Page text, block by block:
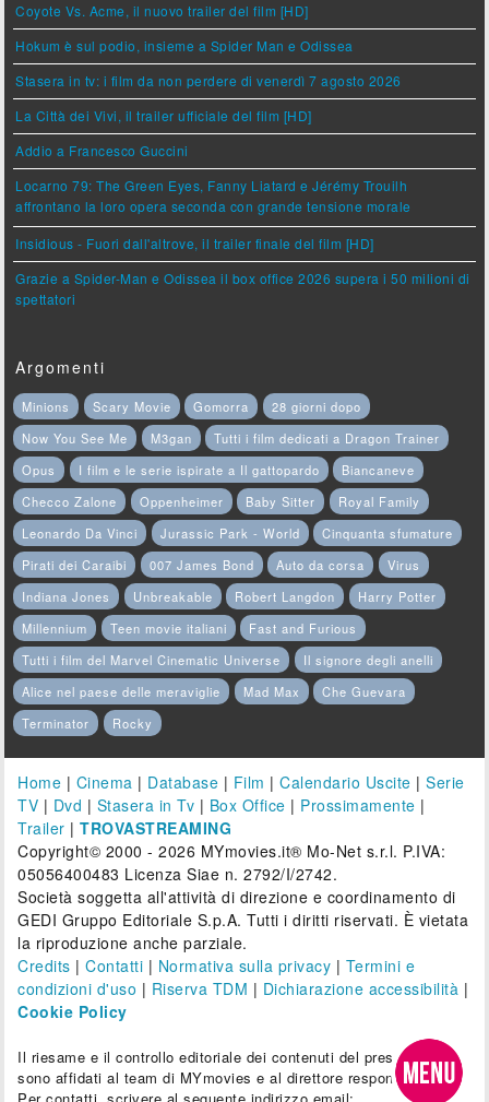
Coyote Vs. Acme, il nuovo trailer del film [HD]
Hokum è sul podio, insieme a Spider Man e Odissea
Stasera in tv: i film da non perdere di venerdì 7 agosto 2026
La Città dei Vivi, il trailer ufficiale del film [HD]
Addio a Francesco Guccini
Locarno 79: The Green Eyes, Fanny Liatard e Jérémy Trouilh
affrontano la loro opera seconda con grande tensione morale
Insidious - Fuori dall'altrove, il trailer finale del film [HD]
Grazie a Spider-Man e Odissea il box office 2026 supera i 50 milioni di
spettatori
Argomenti
Minions Scary Movie Gomorra
28 giorni dopo
Now You See Me
M3gan
Tutti i film dedicati a Dragon Trainer
Opus
I film e le serie ispirate a Il gattopardo
Biancaneve
Checco Zalone
Oppenheimer Baby Sitter
Royal Family
Leonardo Da Vinci
Jurassic Park - World
Cinquanta sfumature
Pirati dei Caraibi
007 James Bond Auto da corsa
Virus
Indiana Jones
Unbreakable Robert Langdon
Harry Potter
Millennium
Teen movie italiani
Fast and Furious
Tutti i film del Marvel Cinematic Universe
Il signore degli anelli
Alice nel paese delle meraviglie
Mad Max
Che Guevara
Terminator
Rocky
Home | Cinema | Database | Film |Calendario Uscite |Serie
TV | Dvd | Stasera in Tv | Box Office | Prossimamente |
Trailer |TROVASTREAMING
Copyright© 2000 - 2026 MYmovies.it® Mo-Net s.r.l. P.IVA:
05056400483 Licenza Siae n. 2792/I/2742.
Società soggetta all'attività di direzione e coordinamento di
GEDI Gruppo Editoriale S.p.A. Tutti i diritti riservati. È vietata
la riproduzione anche parziale.
Credits |Contatti | Normativa sulla privacy | Termini e
condizioni d'uso | Riserva TDM | Dichiarazione accessibilità |
Cookie Policy
Il riesame e il controllo editoriale dei contenuti del presente sito
sono affidati al team di MYmovies e al direttore responsabile.